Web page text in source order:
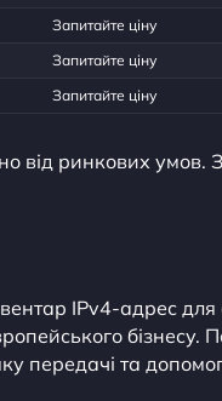
Запитайте ціну
Запитайте ціну
Запитайте ціну
від ринкових умов.
IPv4-адрес
бізнесу.
передачі та